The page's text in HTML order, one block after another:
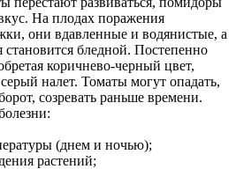
На плодах поражения
они вдавленные и водянистые, а
бледной. Постепенно
коричнево-черный цвет,
налет. Томаты могут опадать,
созревать раньше времени.
(днем и ночью);
растений;